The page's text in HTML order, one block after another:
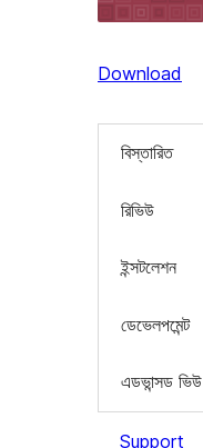
Download
বিস্তারিত
রিভিউ
ইন্সটলেশন
ডেভেলপমেন্ট
এডভান্সড ভিউ
Support